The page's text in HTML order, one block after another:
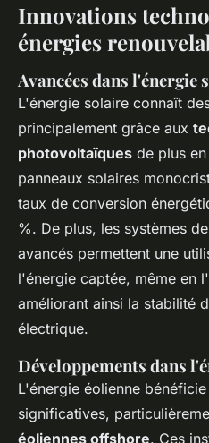
Innovations
énergies
Avancées dans l'énergie
L'énergie solaire connaît
principalement grâce aux
photovoltaïques de plus
panneaux solaires
taux de conversion
%. De plus, les systèmes de
avancés permettent une
l'énergie captée, même en
améliorant ainsi la stabilité
électrique.
Développements dans
L'énergie éolienne
significatives,
éoliennes offshore. Ces